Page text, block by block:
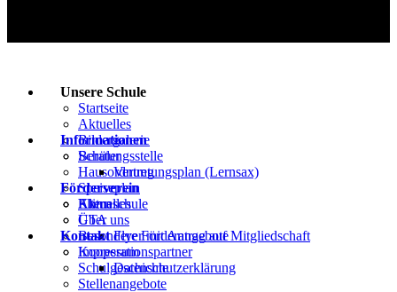
Unsere Schule
Startseite
Aktuelles
Bildergalerie
Beratungsstelle
Hausordnung
Speiseplan
Klimaschule
GTA
Besondere Förderangebote
Kooperationspartner
Schulgeschichte
Stellenangebote
Informationen
Schüler
Vertretungsplan (Lernsax)
Eltern
Förderverein
Aktuelles
Über uns
Flyer mit Antrag auf Mitgliedschaft
Kontakt
Impressum
Datenschutzerklärung